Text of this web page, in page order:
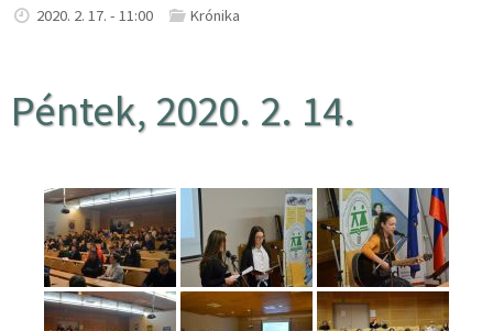
2020. 2. 17. - 11:00 Krónika
Péntek, 2020. 2. 14.